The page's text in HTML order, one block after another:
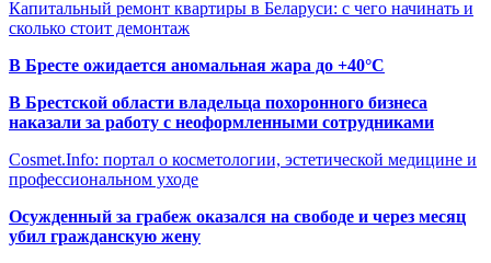
Капитальный ремонт квартиры в Беларуси: с чего начинать и
сколько стоит демонтаж
В Бресте ожидается аномальная жара до +40°C
В Брестской области владельца похоронного бизнеса
наказали за работу с неоформленными сотрудниками
Cosmet.Info: портал о косметологии, эстетической медицине и
профессиональном уходе
Осужденный за грабеж оказался на свободе и через месяц
убил гражданскую жену